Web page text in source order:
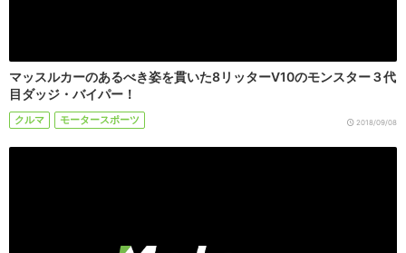
マッスルカーのあるべき姿を貫いた8リッターV10のモンスター３代
目ダッジ・バイパー！
クルマ モータースポーツ 2018/09/08